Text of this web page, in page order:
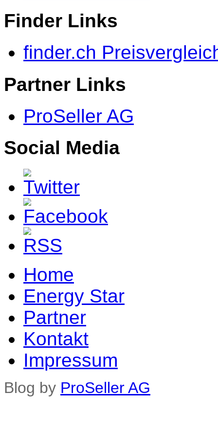
Finder Links
finder.ch
Partner Links
ProSeller AG
Social Media
Home
Energy Star
Partner
Kontakt
Impressum
Blog by ProSeller AG